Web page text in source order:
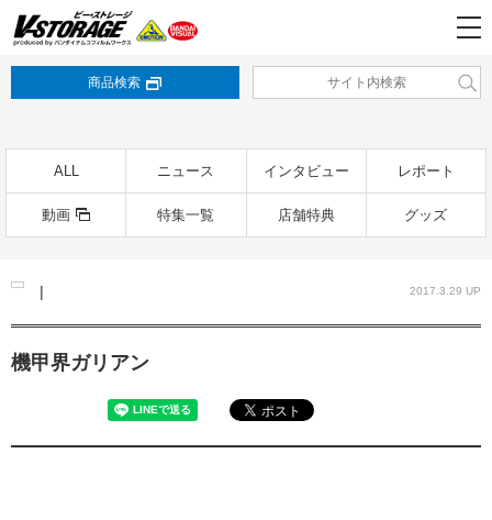
商品検索
ALL ニュース インタビュー レポート
動画 特集一覧 店舗特典 グッズ
| 2017.3.29 UP
機甲界ガリアン